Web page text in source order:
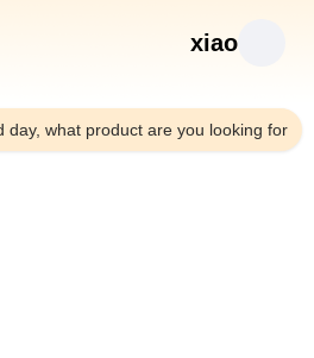
xiao
Good day, what product are you looking